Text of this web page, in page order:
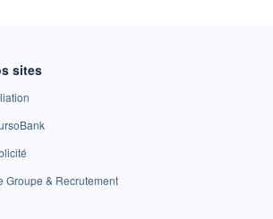
sites
Groupe & Recrutement